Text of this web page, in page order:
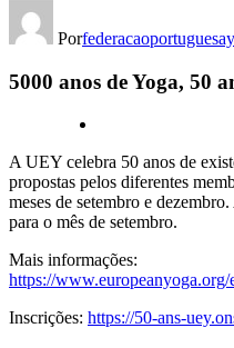
Por
5000 anos de Yoga, 50
A UEY celebra 50 anos de
propostas pelos diferentes
meses de setembro e
para o mês de setembro.
Mais informações:
https://
Inscrições: https://50-ans-